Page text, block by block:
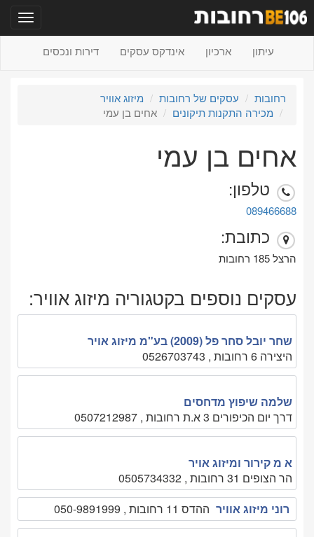
עיתון ארכיון אינדקס עסקים דירות ונכסים
רחובות עסקים של רחובות
מיזוג אוויר
מכירה התקנות תיקונים
אחים בן עמי
אחים בן עמי
טלפון:
089466688
כתובת:
הרצל 185 רחובות
עסקים נוספים בקטגוריה מיזוג אוויר:
שחר יובל סחר פל (2009) בע"מ מיזוג אויר
היצירה 6 רחובות , 0526703743
שלמה שיפוץ מדחסים
דרך יום הכיפורים 3 א.ת רחובות , 0507212987
א מ קירור ומיזוג אויר
הר הצופים 31 רחובות , 0505734332
רוני מיזוג אוויר ההדס 11 רחובות , 050-9891999